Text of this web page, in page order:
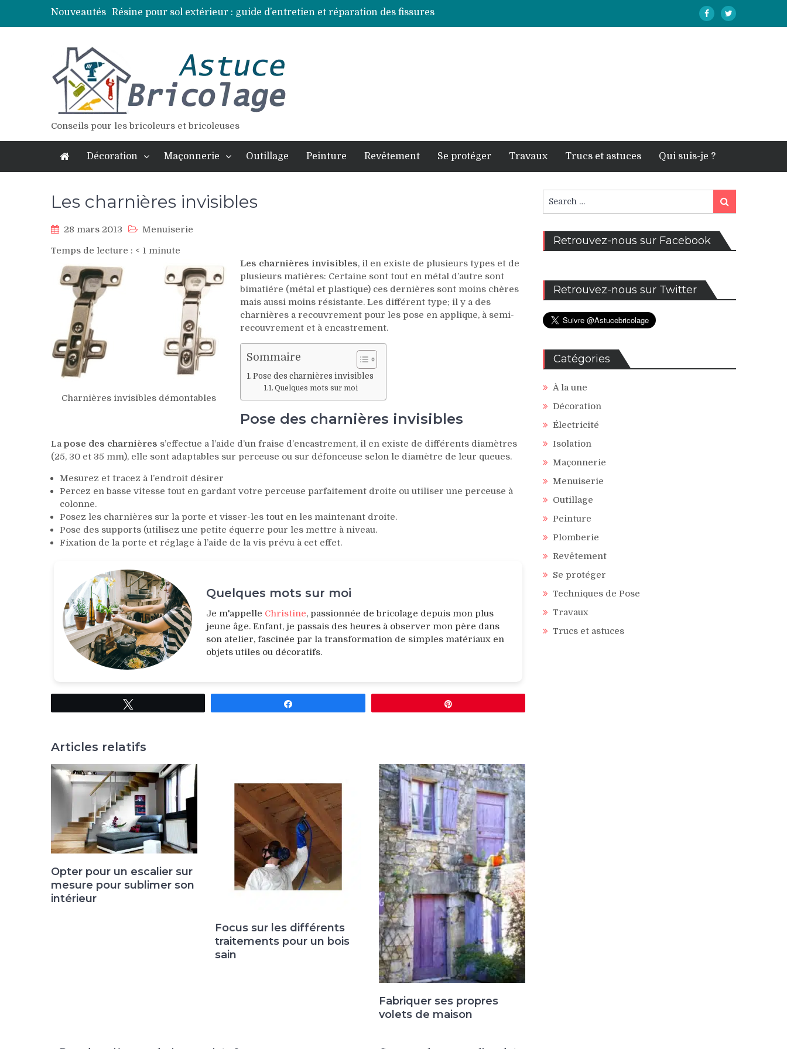
Nouveautés Résine pour sol extérieur : guide d’entretien et réparation des fissures
Lames de terrasse : top des essences de bois les plus résistantes
Élagage : calendrier et techniques selon chaque espèce d’arbre
Conseils pour les bricoleurs et bricoleuses
Décoration Maçonnerie Outillage Peinture Revêtement Se protéger Travaux Trucs et astuces Qui suis-je ?
Les charnières invisibles
28 mars 2013
Menuiserie
Temps de lecture : < 1 minute
Charnières invisibles démontables
Les charnières invisibles, il en existe de plusieurs types et de
plusieurs matières: Certaine sont tout en métal d’autre sont
bimatiére (métal et plastique) ces dernières sont moins chères
mais aussi moins résistante. Les différent type; il y a des
charnières a recouvrement pour les pose en applique, à semi-
recouvrement et à encastrement.
Sommaire
Pose des charnières invisibles
Quelques mots sur moi
Pose des charnières invisibles
Lapose des charnières s’effectue a l’aide d’un fraise d’encastrement, il en existe de différents diamètres
(25, 30 et 35 mm), elle sont adaptables sur perceuse ou sur défonceuse selon le diamètre de leur queues.
Mesurez et tracez à l’endroit désirer
Percez en basse vitesse tout en gardant votre perceuse parfaitement droite ou utiliser une perceuse à
colonne.
Posez les charnières sur la porte et visser-les tout en les maintenant droite.
Pose des supports (utilisez une petite équerre pour les mettre à niveau.
Fixation de la porte et réglage à l’aide de la vis prévu à cet effet.
Quelques mots sur moi
Je m'appelle Christine, passionnée de bricolage depuis mon plus
jeune âge. Enfant, je passais des heures à observer mon père dans
son atelier, fascinée par la transformation de simples matériaux en
objets utiles ou décoratifs.
Articles relatifs
Opter pour un escalier sur
mesure pour sublimer son
intérieur
Focus sur les différents
traitements pour un bois
sain
Fabriquer ses propres
volets de maison
for:
Search
Retrouvez-nous sur Facebook
Retrouvez-nous sur Twitter
Catégories
À la une
Décoration
Électricité
Isolation
Maçonnerie
Menuiserie
Outillage
Peinture
Plomberie
Revêtement
Se protéger
Techniques de Pose
Travaux
Trucs et astuces